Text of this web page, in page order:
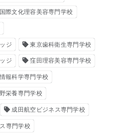
国際文化理容美容専門学校
ジ 東京歯科衛生専門学校
ジ 窪田理容美容専門学校
報科学専門学校
栄養専門学校
成田航空ビジネス専門学校
専門学校